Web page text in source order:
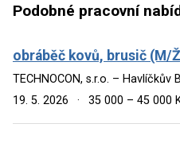
Podobné pracovní
obráběč kovů, brusič (M/
TECHNOCON, s.r.o. – Havlíčkův
19. 5. 2026
· 35 000 – 45 000